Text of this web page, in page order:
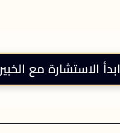
ابدأ الاستشارة مع الخبير